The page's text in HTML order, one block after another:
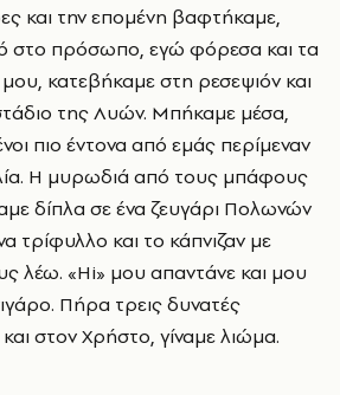
και την επομένη βαφτήκαμε,
στο πρόσωπο, εγώ φόρεσα και τα
κατεβήκαμε στη ρεσεψιόν και
της Λυών. Μπήκαμε μέσα,
πιο έντονα από εμάς περίμεναν
Η μυρωδιά από τους μπάφους
δίπλα σε ένα ζευγάρι Πολωνών
τρίφυλλο και το κάπνιζαν με
λέω. «Ηi» μου απαντάνε και μου
Πήρα τρεις δυνατές
στον Χρήστο, γίναμε λιώμα.